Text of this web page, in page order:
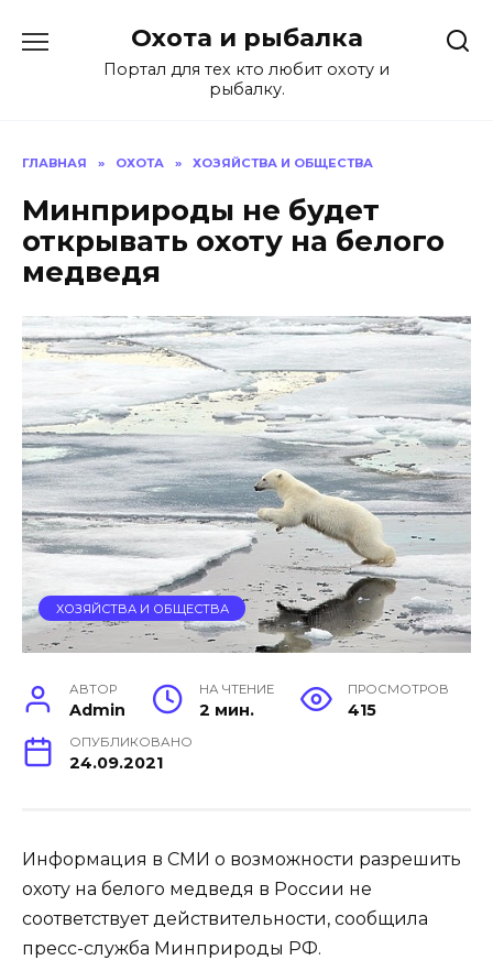
содержанию
Охота и рыбалка
Портал для тех кто любит охоту и
рыбалку.
ГЛАВНАЯ » ОХОТА » ХОЗЯЙСТВА И ОБЩЕСТВА
Минприроды не будет
открывать охоту на белого
медведя
ХОЗЯЙСТВА И ОБЩЕСТВА
АВТОР
Admin
НА ЧТЕНИЕ
2 мин.
ПРОСМОТРОВ
415
ОПУБЛИКОВАНО
24.09.2021
Информация в СМИ о возможности разрешить
охоту на белого медведя в России не
соответствует действительности, сообщила
пресс-служба Минприроды РФ.